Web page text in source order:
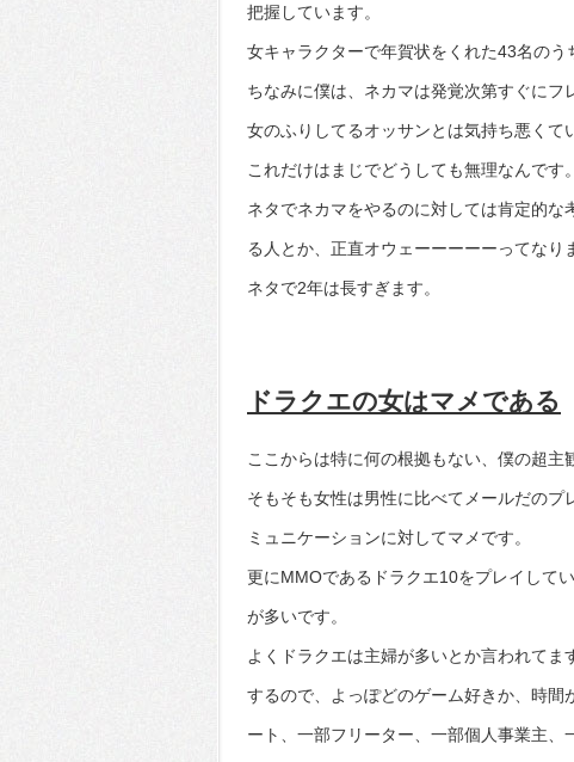
把握しています。
女キャラクターで年賀状をくれた43名のう
ちなみに僕は、ネカマは発覚次第すぐにフ
女のふりしてるオッサンとは気持ち悪くて
これだけはまじでどうしても無理なんです。
ネタでネカマをやるのに対しては肯定的
る人とか、正直オウェーーーーーってなり
ネタで2年は長すぎます。
ドラクエの女はマメである
ここからは特に何の根拠もない、僕の超主
そもそも女性は男性に比べてメールだの
ミュニケーションに対してマメです。
更にMMOであるドラクエ10をプレイして
が多いです。
よくドラクエは主婦が多いとか言われて
するので、よっぽどのゲーム好きか、時間
ート、一部フリーター、一部個人事業主